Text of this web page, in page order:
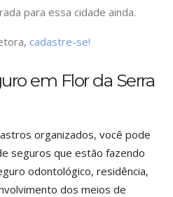
para essa cidade ainda.
cadastre-se!
em Flor da Serra
organizados, você pode
seguros que estão fazendo
odontológico, residência,
dos meios de